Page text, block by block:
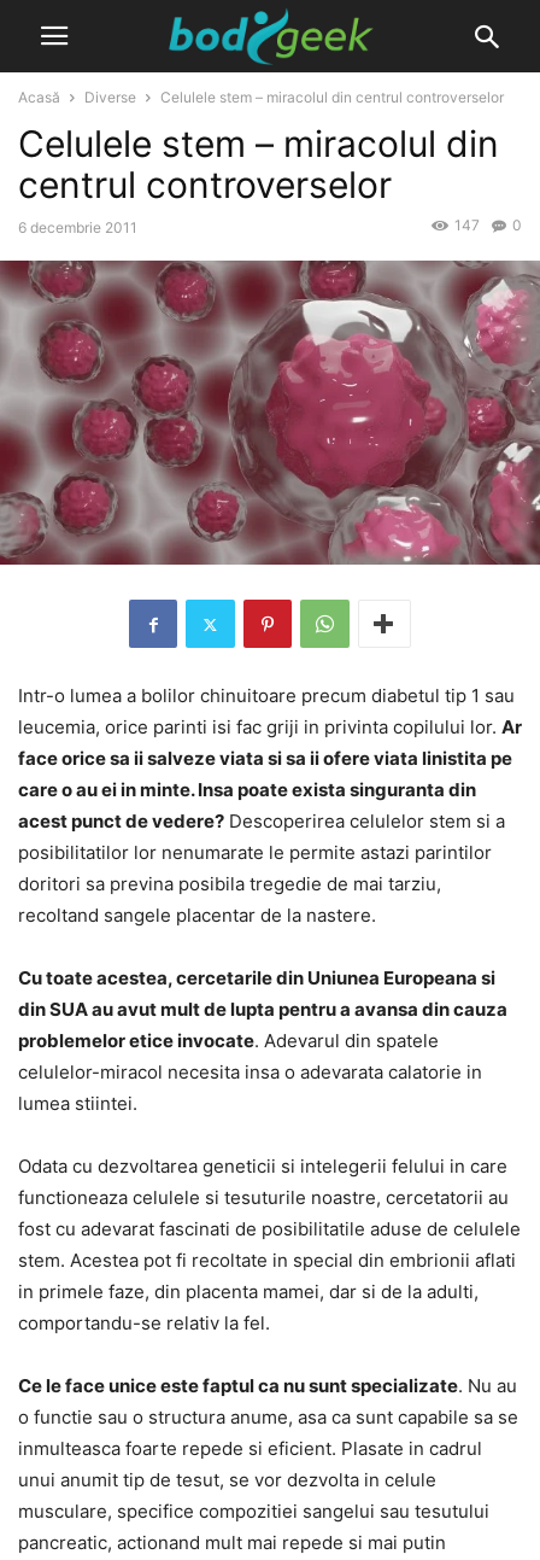
Acasă Diverse Celulele stem – miracolul din centrul controverselor
Celulele stem – miracolul din
centrul controverselor
6 decembrie 2011 0
147
Intr-o lumea a bolilor chinuitoare precum diabetul tip 1 sau
leucemia, orice parinti isi fac griji in privinta copilului lor. Ar
face orice sa ii salveze viata si sa ii ofere viata linistita pe
care o au ei in minte. Insa poate exista singuranta din
acest punct de vedere? Descoperirea celulelor stem si a
posibilitatilor lor nenumarate le permite astazi parintilor
doritori sa previna posibila tregedie de mai tarziu,
recoltand sangele placentar de la nastere.
Cu toate acestea, cercetarile din Uniunea Europeana si
din SUA au avut mult de lupta pentru a avansa din cauza
problemelor etice invocate. Adevarul din spatele
celulelor-miracol necesita insa o adevarata calatorie in
lumea stiintei.
Odata cu dezvoltarea geneticii si intelegerii felului in care
functioneaza celulele si tesuturile noastre, cercetatorii au
fost cu adevarat fascinati de posibilitatile aduse de celulele
stem. Acestea pot fi recoltate in special din embrionii aflati
in primele faze, din placenta mamei, dar si de la adulti,
comportandu-se relativ la fel.
Ce le face unice este faptul ca nu sunt specializate. Nu au
o functie sau o structura anume, asa ca sunt capabile sa se
inmulteasca foarte repede si eficient. Plasate in cadrul
unui anumit tip de tesut, se vor dezvolta in celule
musculare, specifice compozitiei sangelui sau tesutului
pancreatic, actionand mult mai repede si mai putin